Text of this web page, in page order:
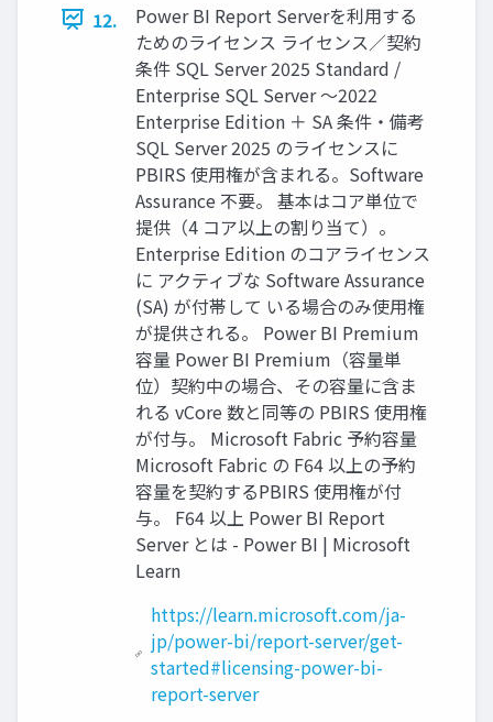
12.
Power BI Report Serverを利用する
ためのライセンス ライセンス／契約
条件 SQL Server 2025 Standard /
Enterprise SQL Server ～2022
Enterprise Edition ＋ SA 条件・備考
SQL Server 2025 のライセンスに
PBIRS 使用権が含まれる。Software
Assurance 不要。 基本はコア単位で
提供（4 コア以上の割り当て）。
Enterprise Edition のコアライセンス
に アクティブな Software Assurance
(SA) が付帯して いる場合のみ使用権
が提供される。 Power BI Premium
容量 Power BI Premium（容量単
位）契約中の場合、その容量に含ま
れる vCore 数と同等の PBIRS 使用権
が付与。 Microsoft Fabric 予約容量
Microsoft Fabric の F64 以上の予約
容量を契約するPBIRS 使用権が付
与。 F64 以上 Power BI Report
Server とは - Power BI | Microsoft
Learn
https://learn.microsoft.com/ja-
jp/power-bi/report-server/get-
started#licensing-power-bi-
report-server